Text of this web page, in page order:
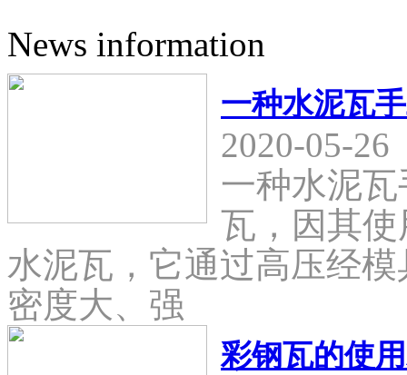
News information
一种水泥瓦
2020-05-26
一种水泥
瓦，因其
水泥瓦，它通过高压经
密度大、强
彩钢瓦的使